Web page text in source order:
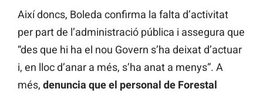
Així doncs, Boleda confirma la falta d’activitat
per part de l’administració pública i assegura que
“des que hi ha el nou Govern s’ha deixat d’actuar
i, en lloc d’anar a més, s’ha anat a menys”. A
més, denuncia que el personal de Forestal